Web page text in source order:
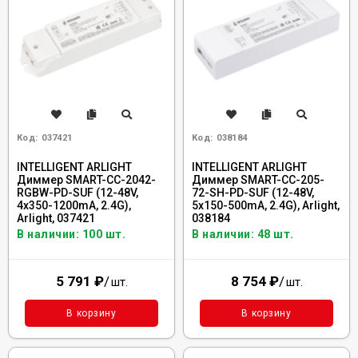
Код: 037421
INTELLIGENT ARLIGHT
Диммер SMART-CC-2042-
RGBW-PD-SUF (12-48V,
4x350-1200mA, 2.4G),
Arlight, 037421
В наличии: 100 шт.
5 791 ₽/шт.
В корзину
Код: 038184
INTELLIGENT ARLIGHT
Диммер SMART-CC-205-
72-SH-PD-SUF (12-48V,
5x150-500mA, 2.4G), Arlight,
038184
В наличии: 48 шт.
8 754 ₽/шт.
В корзину